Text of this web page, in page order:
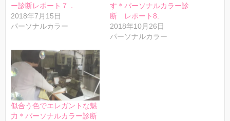
ー診断レポート７．
2018年7月15日
パーソナルカラー
す＊パーソナルカラー診
断 レポート8.
2018年10月26日
パーソナルカラー
似合う色でエレガントな魅
力＊パーソナルカラー診断